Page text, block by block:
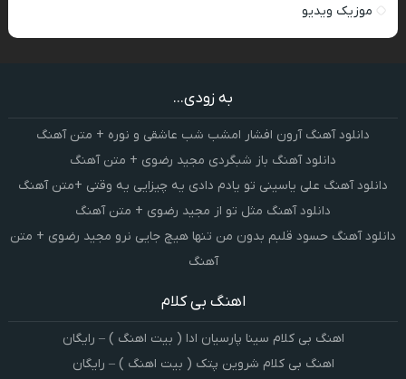
موزیک ویدیو
به زودی...
دانلود آهنگ آرون افشار امشب شب عاشقی و نوره + متن آهنگ
دانلود آهنگ باز شبگردی مجید رضوی + متن آهنگ
دانلود آهنگ علی یاسینی تو یادم دادی یه چیزایی یه وقتی +متن آهنگ
دانلود آهنگ مثل تو از مجید رضوی + متن آهنگ
دانلود آهنگ حسود قلبم بدون من تنها هیچ جایی نرو مجید رضوی + متن
آهنگ
اهنگ بی کلام
اهنگ بی کلام سینا پارسیان ادا ( بیت اهنگ ) – رایگان
اهنگ بی کلام شروین پتک ( بیت اهنگ ) – رایگان